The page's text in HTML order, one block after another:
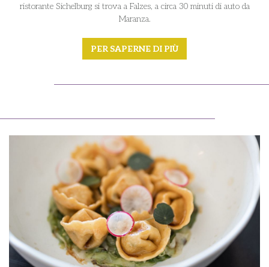
ristorante Sichelburg si trova a Falzes, a circa 30 minuti di auto da
Maranza.
PER SAPERNE DI PIÙ